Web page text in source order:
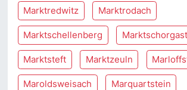
Marktredwitz Marktrodach
Marktschellenberg Marktschorgast
Marktsteft Marktzeuln
Maroldsweisach Marquartstein